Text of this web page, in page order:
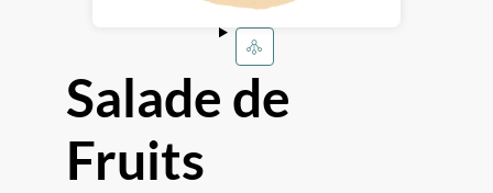
Salade de
Fruits